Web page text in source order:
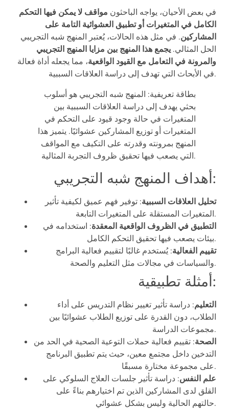
في بعض الأحيان، يواجه الباحثون مواقف لا يمكن فيها التحكم
الكامل في المتغيرات أو تطبيق العشوائية التامة على
المشاركين. في مثل هذه الحالات، يُعتبر المنهج شبه التجريبي
الحل المثالي.يجمع هذا المنهج بين مزايا المنهج التجريبي
والمرونة في التعامل مع القيود الواقعية، مما يجعله أداة فعالة
في الأبحاث التي تهدف إلى دراسة العلاقات السببية.
بطاقة تعريفية: المنهج شبه التجريبي هو أسلوب
بحثي يهدف إلى دراسة العلاقات السببية بين
المتغيرات في حالة وجود قيود على التحكم في
المتغيرات أو توزيع المشاركين عشوائيًا. يتميز هذا
المنهج بمرونته وقدرته على التكيف مع المواقف
التي يصعب فيها تحقيق ظروف التجربة المثالية.
أهداف المنهج شبه التجريبي:
تحليل العلاقات السببية: توفير فهم عميق لكيفية تأثير
المتغيرات المستقلة على المتغيرات التابعة.
التطبيق في الظروف الواقعية المعقدة: استخدامه في
بيئات يصعب فيها تحقيق التحكم الكامل.
تقييم الفعالية: يُستخدم غالبًا لتقييم فعالية البرامج
والسياسات في مجالات مثل التعليم والصحة.
أمثلة تطبيقية:
التعليم: دراسة تأثير تغيير نظام التدريس على أداء
الطلاب، دون القدرة على توزيع الطلاب عشوائيًا بين
مجموعات الدراسة.
الصحة: تقييم فعالية حملات التوعية الصحية في الحد من
التدخين داخل مجتمع معين، حيث يتم تطبيق البرنامج
على مجموعة مختارة مسبقًا.
علم النفس: دراسة تأثير جلسات العلاج السلوكي على
القلق لدى المشاركين الذين تم اختيارهم بناءً على
حالتهم الحالية وليس بشكل عشوائي.